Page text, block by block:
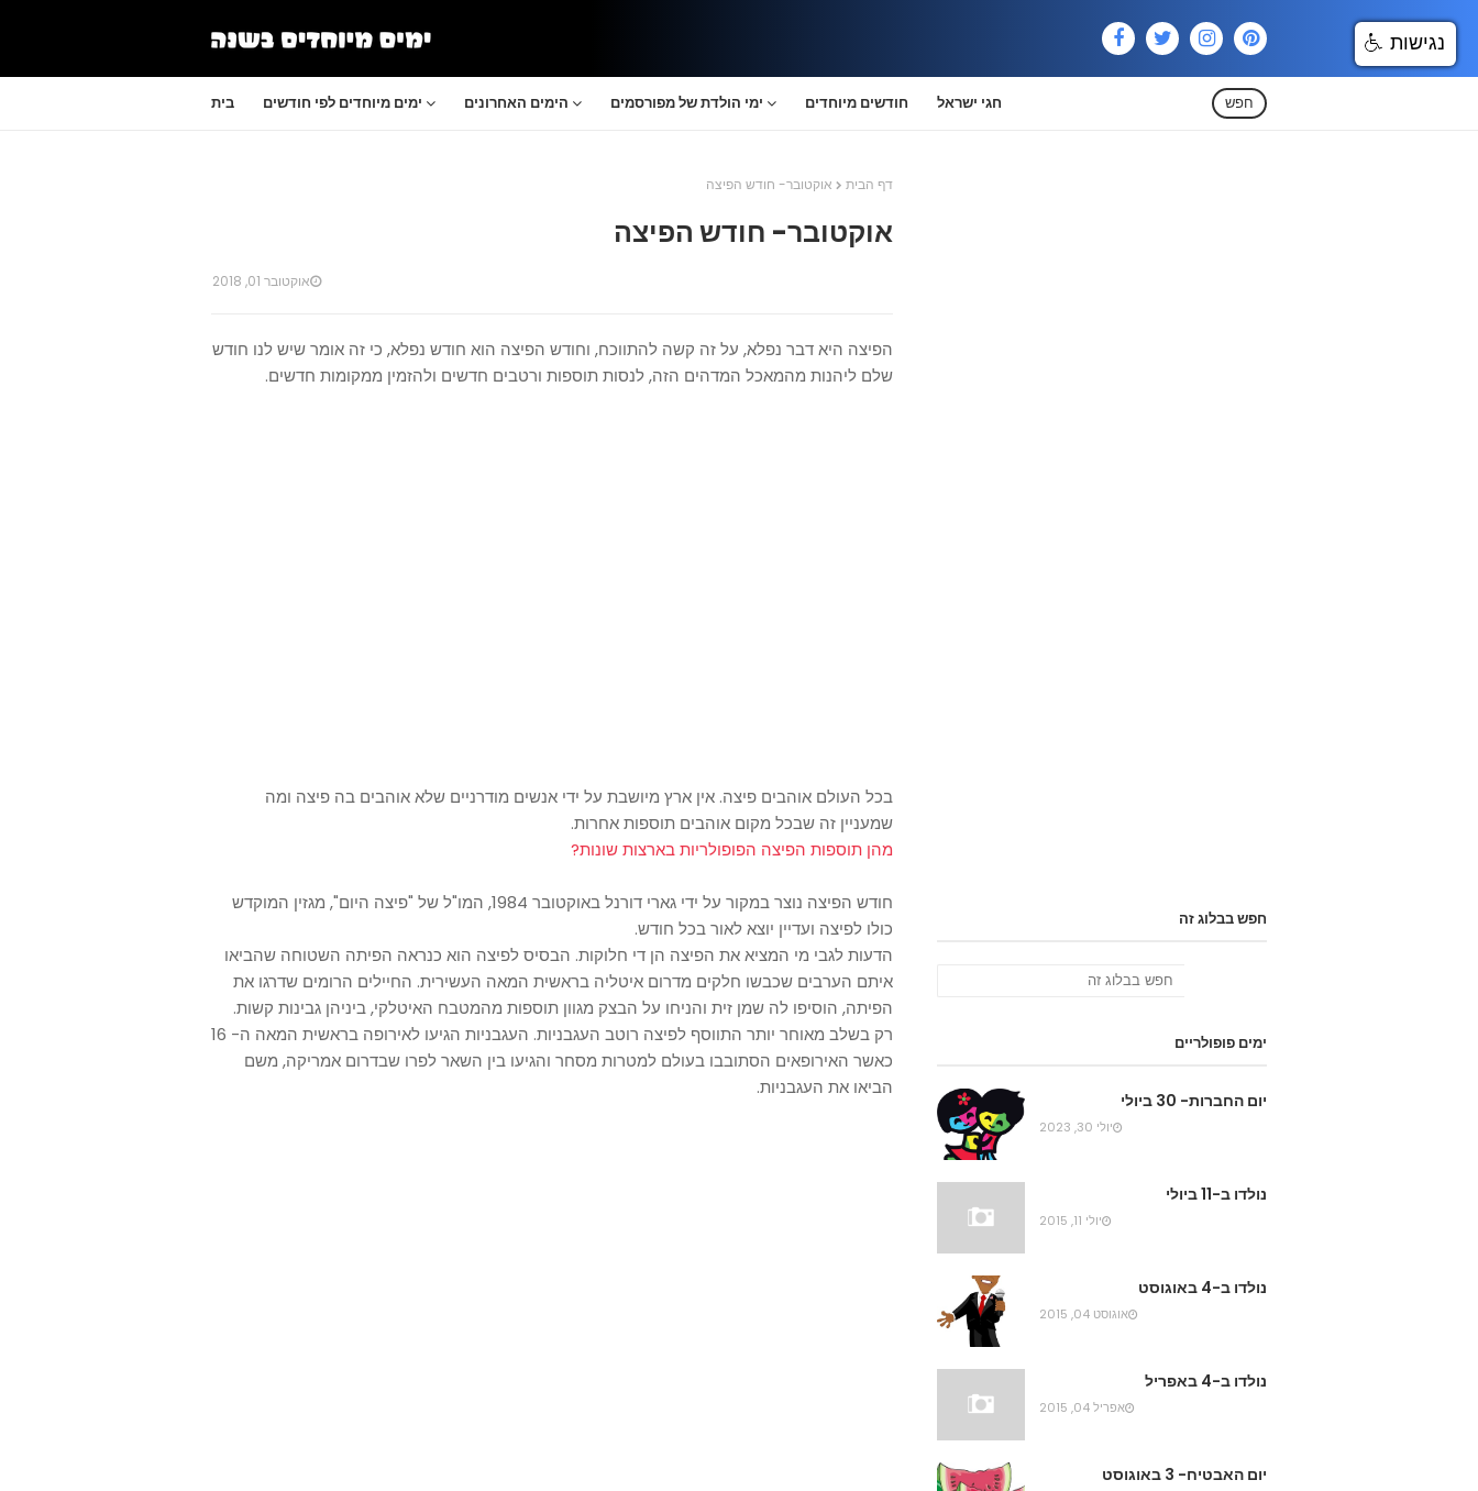
בית ימים מיוחדים לפי חודשים הימים האחרונים ימי הולדת של מפורסמים חודשים מיוחדים חגי ישראל חפש
דף הבית אוקטובר- חודש הפיצה
אוקטובר- חודש הפיצה
אוקטובר 01, 2018
הפיצה היא דבר נפלא, על זה קשה להתווכח, וחודש הפיצה הוא חודש נפלא, כי זה אומר שיש לנו חודש
שלם ליהנות מהמאכל המדהים הזה, לנסות תוספות ורטבים חדשים ולהזמין ממקומות חדשים.
בכל העולם אוהבים פיצה. אין ארץ מיושבת על ידי אנשים מודרניים שלא אוהבים בה פיצה ומה
שמעניין זה שבכל מקום אוהבים תוספות אחרות.
מהן תוספות הפיצה הפופולריות בארצות שונות?
חודש הפיצה נוצר במקור על ידי גארי דורנל באוקטובר 1984, המו"ל של "פיצה היום", מגזין המוקדש
כולו לפיצה ועדיין יוצא לאור בכל חודש.
הדעות לגבי מי המציא את הפיצה הן די חלוקות. הבסיס לפיצה הוא כנראה הפיתה השטוחה שהביאו
איתם הערבים שכבשו חלקים מדרום איטליה בראשית המאה העשירית. החיילים הרומים שדרגו את
הפיתה, הוסיפו לה שמן זית והניחו על הבצק מגוון תוספות מהמטבח האיטלקי, ביניהן גבינות קשות.
רק בשלב מאוחר יותר התווסף לפיצה רוטב העגבניות. העגבניות הגיעו לאירופה בראשית המאה ה- 16
כאשר האירופאים הסתובבו בעולם למטרות מסחר והגיעו בין השאר לפרו שבדרום אמריקה, משם
הביאו את העגבניות.
חפש בבלוג זה
ימים פופולריים
יום החברות- 30 ביולי
יולי 30, 2023
נולדו ב-11 ביולי
יולי 11, 2015
נולדו ב-4 באוגוסט
אוגוסט 04, 2015
נולדו ב-4 באפריל
אפריל 04, 2015
יום האבטיח- 3 באוגוסט
נגישות